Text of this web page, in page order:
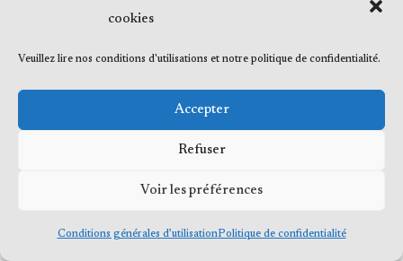
cookies
Veuillez lire nos conditions d'utilisations et notre politique de confidentialité.
Accepter
Refuser
Voir les préférences
Conditions générales d’utilisationPolitique de confidentialité